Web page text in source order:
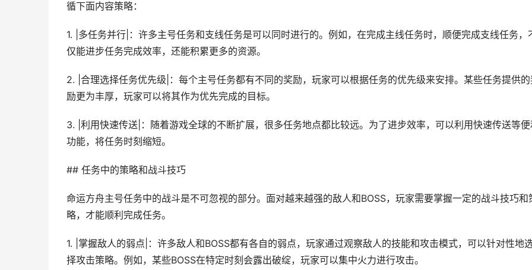
循下面内容策略：
1. |多任务并行|：许多主号任务和支线任务是可以同时进行的。例如，在完成主线任务时，顺便完成支线任务，
仅能进步任务完成效率，还能积累更多的资源。
2. |合理选择任务优先级|：每个主号任务都有不同的奖励，玩家可以根据任务的优先级来安排。某些任务提供的
励更为丰厚，玩家可以将其作为优先完成的目标。
3. |利用快速传送|：随着游戏全球的不断扩展，很多任务地点都比较远。为了进步效率，可以利用快速传送等便
功能，将任务时刻缩短。
## 任务中的策略和战斗技巧
命运方舟主号任务中的战斗是不可忽视的部分。面对越来越强的敌人和BOSS，玩家需要掌握一定的战斗技巧和
略，才能顺利完成任务。
1. |掌握敌人的弱点|：许多敌人和BOSS都有各自的弱点，玩家通过观察敌人的技能和攻击模式，可以针对性地
择攻击策略。例如，某些BOSS在特定时刻会露出破绽，玩家可以集中火力进行攻击。